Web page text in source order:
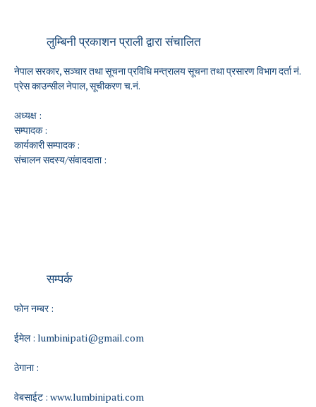
लुम्बिनी प्रकाशन प्राली द्वारा संचालित
नेपाल सरकार, सञ्चार तथा सूचना प्रविधि मन्त्रालय सूचना तथा प्रसारण विभाग दर्ता नं.
प्रेस काउन्सील नेपाल, सूचीकरण च.नं.
अध्यक्ष :
सम्पादक :
कार्यकारी सम्पादक :
संचालन सदस्य/संवाददाता :
सम्पर्क
फोन नम्बर :
ईमेल : lumbinipati@gmail.com
ठेगाना :
वेबसाईट : www.lumbinipati.com